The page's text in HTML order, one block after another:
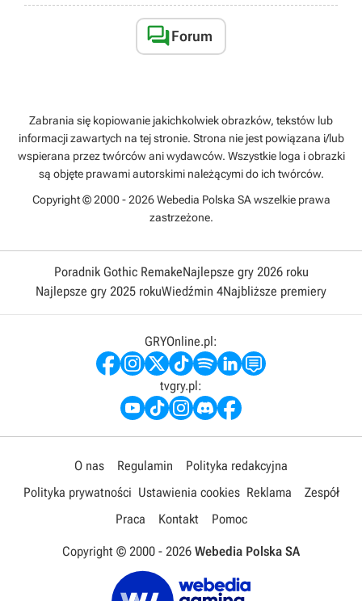
Forum
Zabrania się kopiowanie jakichkolwiek obrazków, tekstów lub
informacji zawartych na tej stronie. Strona nie jest powiązana i/lub
wspierana przez twórców ani wydawców. Wszystkie loga i obrazki
są objęte prawami autorskimi należącymi do ich twórców.
Copyright © 2000 - 2026 Webedia Polska SA wszelkie prawa
zastrzeżone.
Poradnik Gothic RemakeNajlepsze gry 2026 roku
Najlepsze gry 2025 rokuWiedźmin 4Najbliższe premiery
GRYOnline.pl:
tvgry.pl:
O nas Regulamin
Polityka redakcyjna
Polityka prywatności Ustawienia cookies Reklama
Zespół
Praca
Kontakt Pomoc
Copyright © 2000 - 2026 Webedia Polska SA